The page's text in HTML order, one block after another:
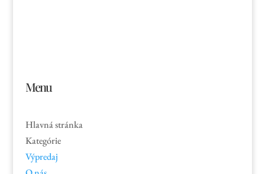
Menu
Hlavná stránka
Kategórie
Výpredaj